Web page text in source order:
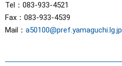
Tel：083-933-4521
Fax：083-933-4539
Mail： a50100@pref.yamaguchi.lg.jp